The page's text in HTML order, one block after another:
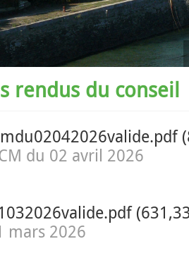
rendus du conseil
du 02 avril 2026
mars 2026